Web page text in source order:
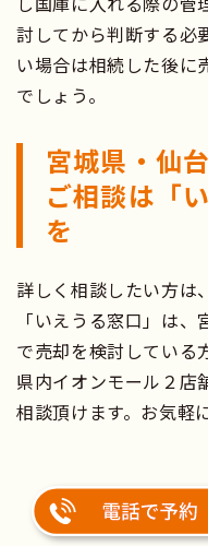
討してから判断する必
い場合は相続した後に
でしょう。
宮城県・仙
ご相談は「
を
詳しく相談したい方は
「いえうる窓口」は
で売却を検討している
県内イオンモール２店
相談頂けます。お気軽